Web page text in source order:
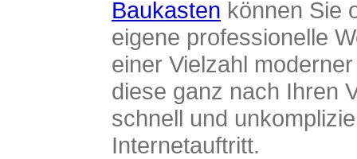
Baukasten können Sie
eigene professionelle
einer Vielzahl
diese ganz nach Ihren
schnell und
Internetauftritt.